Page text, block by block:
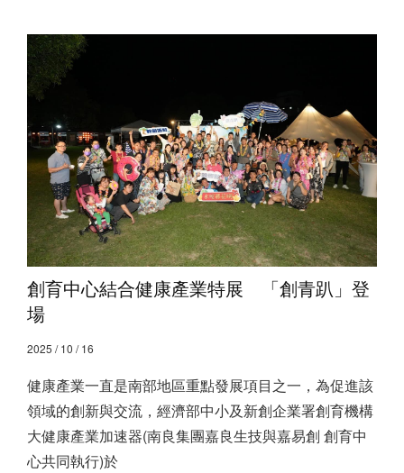
創育中心結合健康產業特展 「創青趴」登
場
2025 / 10 / 16
健康產業一直是南部地區重點發展項目之一，為促進該
領域的創新與交流，經濟部中小及新創企業署創育機構
大健康產業加速器(南良集團嘉良生技與嘉易創 創育中
心共同執行)於